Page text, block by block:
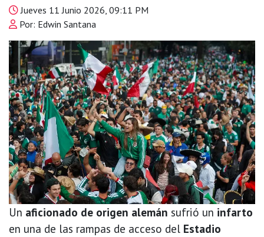
Jueves 11 Junio 2026, 09:11 PM
Por: Edwin Santana
Un aficionado de origen alemán sufrió un infarto
en una de las rampas de acceso del Estadio